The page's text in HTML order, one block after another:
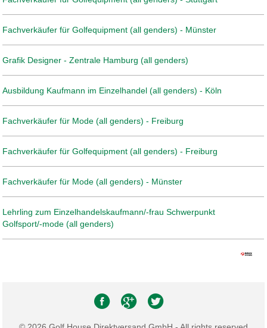
Fachverkäufer für Golfequipment (all genders) - Münster
Grafik Designer - Zentrale Hamburg (all genders)
Ausbildung Kaufmann im Einzelhandel (all genders) - Köln
Fachverkäufer für Mode (all genders) - Freiburg
Fachverkäufer für Golfequipment (all genders) - Freiburg
Fachverkäufer für Mode (all genders) - Münster
Lehrling zum Einzelhandelskaufmann/-frau Schwerpunkt
Golfsport/-mode (all genders)